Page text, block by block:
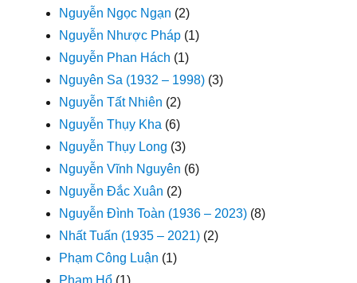
Nguyễn Ngọc Ngạn (2)
Nguyễn Nhược Pháp (1)
Nguyễn Phan Hách (1)
Nguyên Sa (1932 – 1998) (3)
Nguyễn Tất Nhiên (2)
Nguyễn Thụy Kha (6)
Nguyễn Thụy Long (3)
Nguyễn Vĩnh Nguyên (6)
Nguyễn Đắc Xuân (2)
Nguyễn Đình Toàn (1936 – 2023) (8)
Nhất Tuấn (1935 – 2021) (2)
Phạm Công Luận (1)
Phạm Hổ (1)